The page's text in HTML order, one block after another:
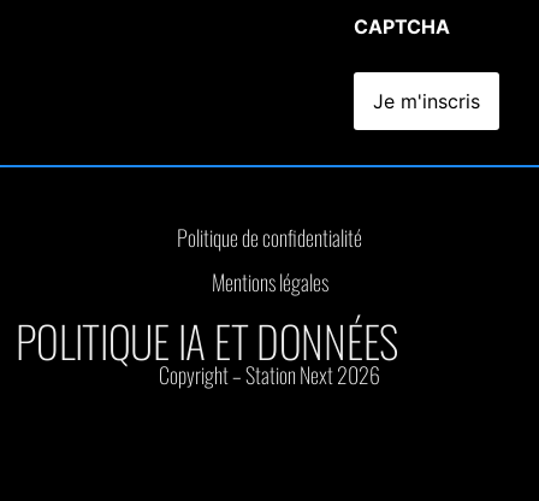
CAPTCHA
Politique de confidentialité
Mentions légales
POLITIQUE IA ET DONNÉES
Copyright – Station Next 2026